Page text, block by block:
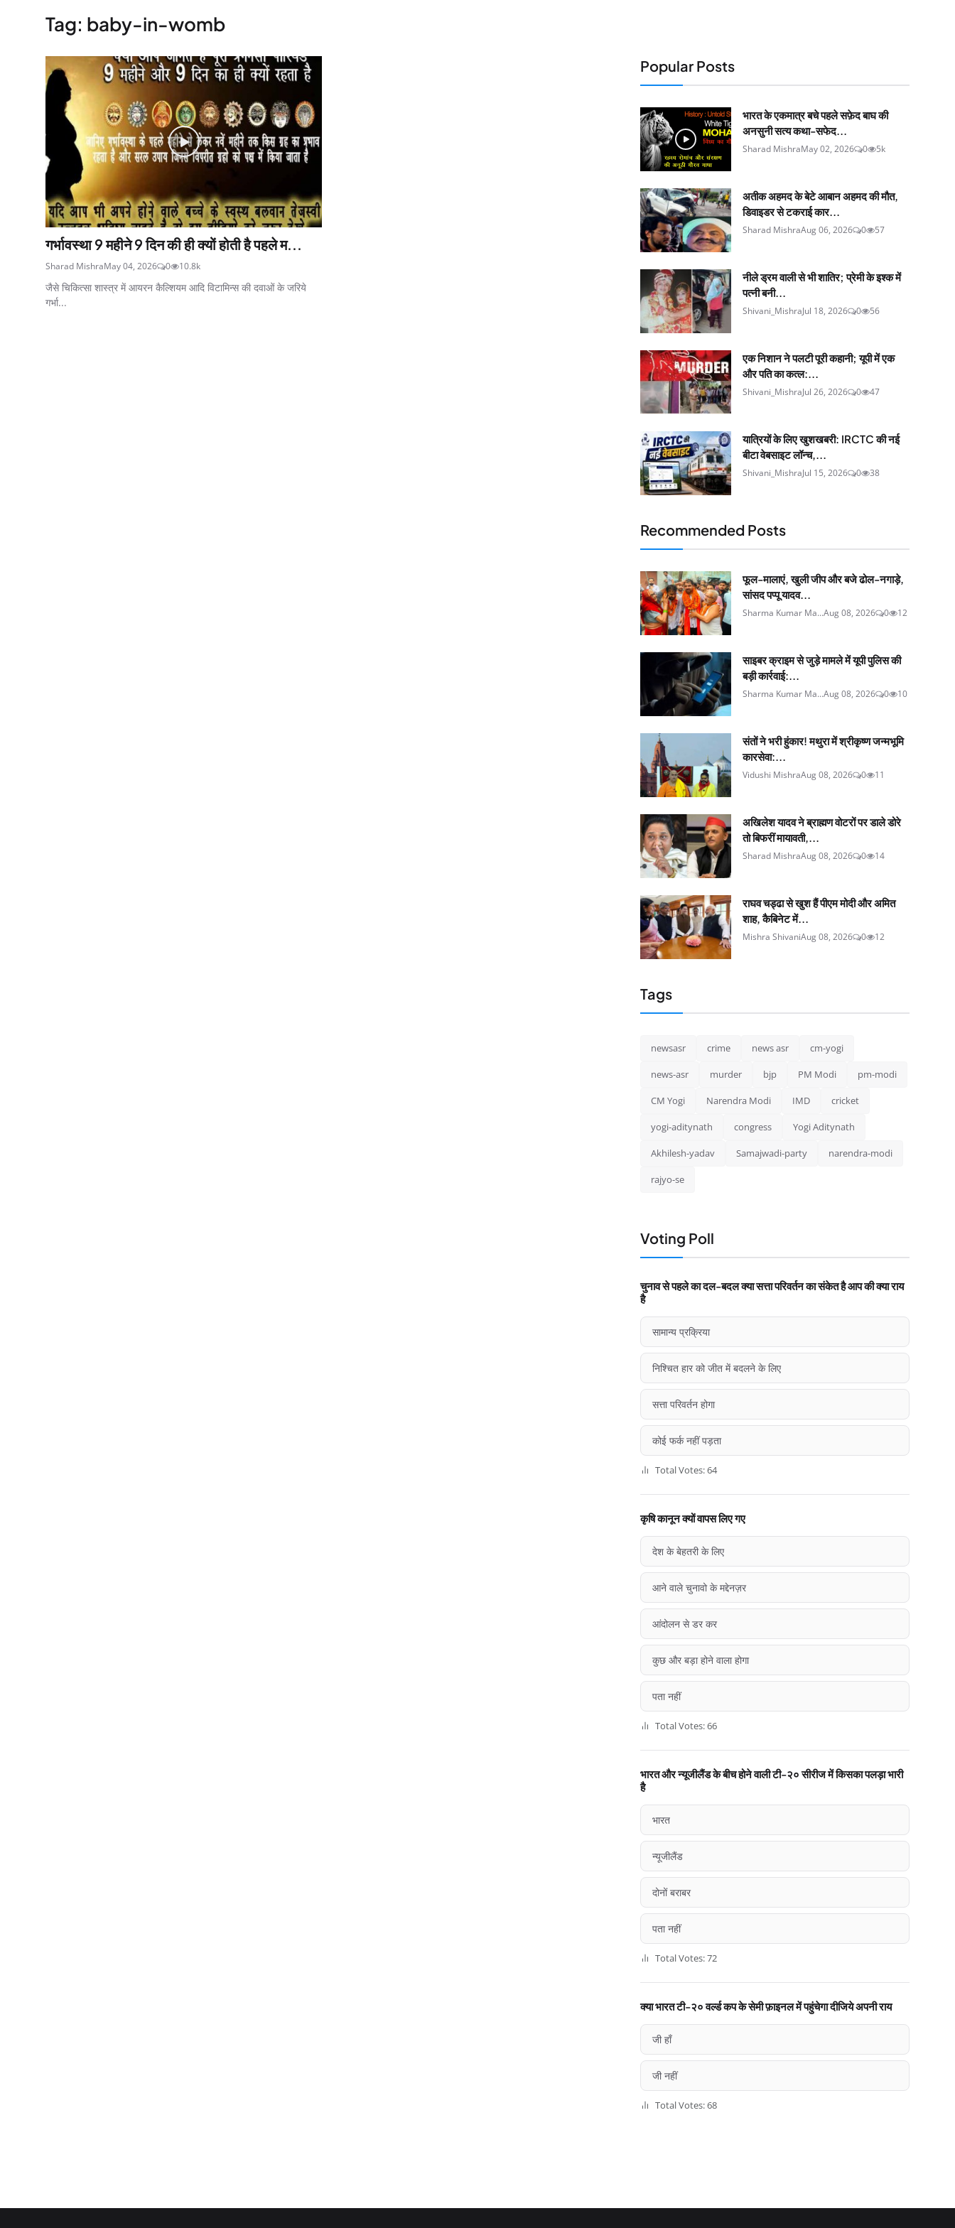
Tag: baby-in-womb
गर्भावस्था 9 महीने 9 दिन की ही क्यों होती है पहले म...
Sharad MishraMay 04, 2026 0 10.8k
जैसे चिकित्सा शास्त्र में आयरन कैल्शियम आदि विटामिन्स की दवाओं के जरिये
गर्भा...
Popular Posts
भारत के एकमात्र बचे पहले सफ़ेद बाघ की
अनसुनी सत्य कथा-सफेद...
Sharad MishraMay 02, 2026 0 5k
अतीक अहमद के बेटे आबान अहमद की मौत,
डिवाइडर से टकराई कार...
Sharad MishraAug 06, 2026 0 57
नीले ड्रम वाली से भी शातिर; प्रेमी के इश्‍क में
पत्नी बनी...
Shivani_MishraJul 18, 2026 0 56
एक निशान ने पलटी पूरी कहानी; यूपी में एक
और पति का कत्ल:...
Shivani_MishraJul 26, 2026 0 47
यात्रियों के लिए खुशखबरी: IRCTC की नई
बीटा वेबसाइट लॉन्च,...
Shivani_MishraJul 15, 2026 0 38
Recommended Posts
फूल-मालाएं, खुली जीप और बजे ढोल-नगाड़े,
सांसद पप्पू यादव...
Sharma Kumar Ma...Aug 08, 2026 0 12
साइबर क्राइम से जुड़े मामले में यूपी पुलिस की
बड़ी कार्रवाई:...
Sharma Kumar Ma...Aug 08, 2026 0 10
संतों ने भरी हुंकार! मथुरा में श्रीकृष्ण जन्मभूमि
कारसेवा:...
Vidushi MishraAug 08, 2026 0 11
अखिलेश यादव ने ब्राह्मण वोटरों पर डाले डोरे
तो बिफरीं मायावती,...
Sharad MishraAug 08, 2026 0 14
राघव चड्ढा से खुश हैं पीएम मोदी और अमित
शाह, कैबिनेट में...
Mishra ShivaniAug 08, 2026 0 12
Tags
newsasr crime news asr cm-yogi
news-asr murder bjp PM Modi pm-modi
CM Yogi Narendra Modi IMD cricket
yogi-aditynath congress Yogi Aditynath
Akhilesh-yadav Samajwadi-party narendra-modi
rajyo-se
Voting Poll
चुनाव से पहले का दल-बदल क्या सत्ता परिवर्तन का संकेत है आप की क्या राय
है
सामान्य प्रक्रिया
निश्चित हार को जीत में बदलने के लिए
सत्ता परिवर्तन होगा
कोई फर्क नहीं पड़ता
Total Votes: 64
कृषि कानून क्यों वापस लिए गए
देश के बेहतरी के लिए
आने वाले चुनावो के मद्देनज़र
आंदोलन से डर कर
कुछ और बड़ा होने वाला होगा
पता नहीं
Total Votes: 66
भारत और न्यूजीलैंड के बीच होने वाली टी-२० सीरीज में किसका पलड़ा भारी
है
भारत
न्यूजीलैंड
दोनों बराबर
पता नहीं
Total Votes: 72
क्या भारत टी-२० वर्ल्ड कप के सेमी फ़ाइनल में पहुंचेगा दीजिये अपनी राय
जी हाँ
जी नहीं
Total Votes: 68